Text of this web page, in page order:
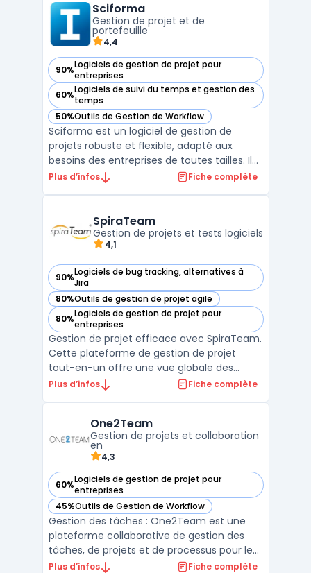
compris la gestion des exigences, la gestion
des ...
Sciforma
Gestion de projet et de
portefeuille
4,4
90%Logiciels de gestion de projet pour
entreprises
— voir Sciforma dans cette catégorie
60%Logiciels de suivi du temps et gestion des
temps
— voir Sciforma dans cette catégorie
50%Outils de Gestion de Workflow
— voir Sciforma dans cette catégorie
Sciforma est un logiciel de gestion de
projets robuste et flexible, adapté aux
besoins des entreprises de toutes tailles. Il
offre des fonctionnalités complètes pour la
travailler de manière efficace et harmonieu
...
Plus d’infos Fiche complète
SpiraTeam
Gestion de projets et tests logiciels
4,1
90%Logiciels de bug tracking, alternatives à
Jira
— voir SpiraTeam dans cette catégorie
80%Outils de gestion de projet agile
— voir SpiraTeam dans cette catégorie
80%Logiciels de gestion de projet pour
entreprises
— voir SpiraTeam dans cette catégorie
Gestion de projet efficace avec SpiraTeam.
Cette plateforme de gestion de projet
tout-en-un offre une vue globale des
projets en cours, permettant de suivre les
outils de gestion de projets, SpiraTeam
facilite la co ...
Plus d’infos Fiche complète
One2Team
Gestion de projets et collaboration
en
4,3
60%Logiciels de gestion de projet pour
entreprises
— voir One2Team dans cette catégorie
45%Outils de Gestion de Workflow
— voir One2Team dans cette catégorie
Gestion des tâches : One2Team est une
plateforme collaborative de gestion des
tâches, de projets et de processus pour les
entreprises. Elle propose une solution
Plus d’infos Fiche complète